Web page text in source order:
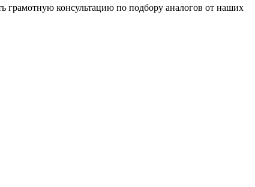
консультацию по подбору аналогов от наших